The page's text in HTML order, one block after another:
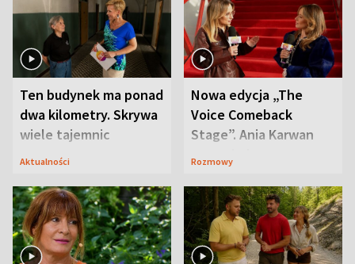
Ten budynek ma ponad
dwa kilometry. Skrywa
wiele tajemnic
Aktualności
Nowa edycja „The
Voice Comeback
Stage”. Ania Karwan
zapowiada
Rozmowy